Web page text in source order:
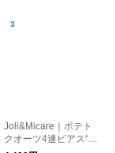
Joli&Micare｜ポテト
クオーツ4連ピアス“po